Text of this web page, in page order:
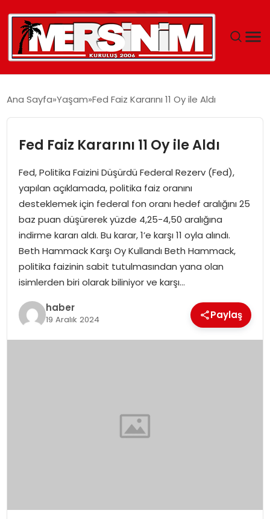
YAŞAM
GÜNCEL
SAĞLIK
EĞITIM
SPOR
EKONOMI
MAGAZIN
DÜNYA
Ana Sayfa Yaşam Fed Faiz Kararını 11 Oy ile Aldı
Fed Faiz Kararını 11 Oy ile Aldı
Fed, Politika Faizini Düşürdü Federal Rezerv (Fed),
yapılan açıklamada, politika faiz oranını
desteklemek için federal fon oranı hedef aralığını 25
baz puan düşürerek yüzde 4,25-4,50 aralığına
indirme kararı aldı. Bu karar, 1’e karşı 11 oyla alındı.
Beth Hammack Karşı Oy Kullandı Beth Hammack,
politika faizinin sabit tutulmasından yana olan
isimlerden biri olarak biliniyor ve karşı…
haber
19 Aralık 2024 Paylaş